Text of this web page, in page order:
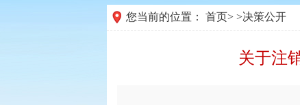
您当前的位置： 首页> >决策公开
关于注